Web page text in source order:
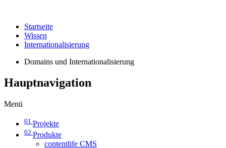
Startseite
Wissen
Internationalisierung
Domains und Internationalisierung
Hauptnavigation
Menü
01 Projekte
02 Produkte
contentlife CMS